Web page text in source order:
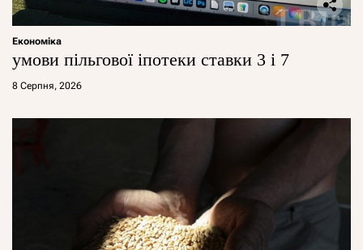
Економіка
умови пільгової іпотеки ставки 3 і 7
8 Серпня, 2026